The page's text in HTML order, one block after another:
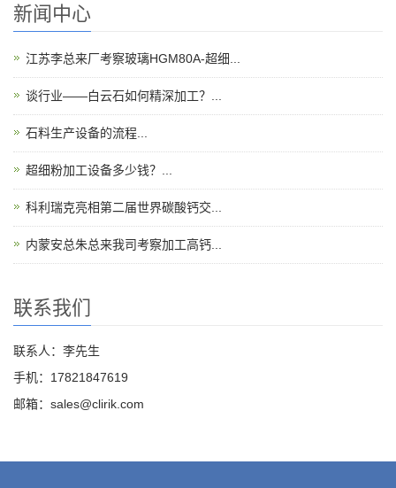
新闻中心
江苏李总来厂考察玻璃HGM80A-超细...
谈行业——白云石如何精深加工？...
石料生产设备的流程...
超细粉加工设备多少钱？...
科利瑞克亮相第二届世界碳酸钙交...
内蒙安总朱总来我司考察加工高钙...
联系我们
联系人：李先生
手机：17821847619
邮箱：sales@clirik.com